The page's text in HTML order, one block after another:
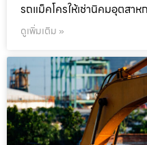
รถแม็คโครให้เช่านิคมอุตสาห
ดูเพิ่มเติม »